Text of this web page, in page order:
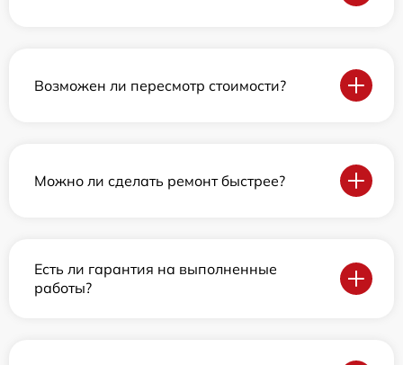
Возможен ли пересмотр стоимости?
Можно ли сделать ремонт быстрее?
Есть ли гарантия на выполненные
работы?